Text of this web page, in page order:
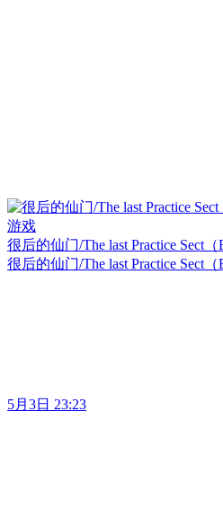
很后的仙门/The last Practice Sect（
很后的仙门/The last Practice Sect（
5月3日 23:23